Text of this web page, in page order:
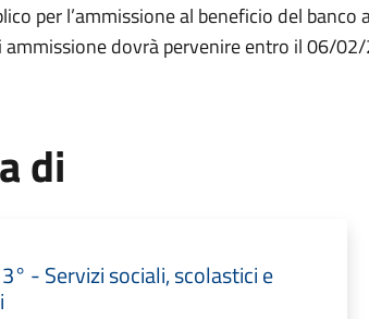
per l’ammissione al beneficio del
ammissione dovrà pervenire entro il 06/
di
- Servizi sociali, scolastici e